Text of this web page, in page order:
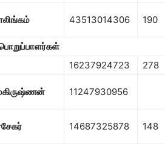
43513014306 190
16237924723
278
11247930956
14687325878 148